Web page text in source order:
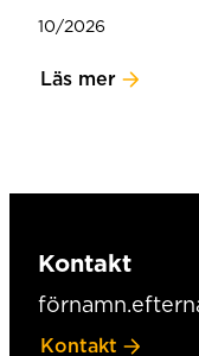
10/2026
Läs mer
Kontakt
Kontakt